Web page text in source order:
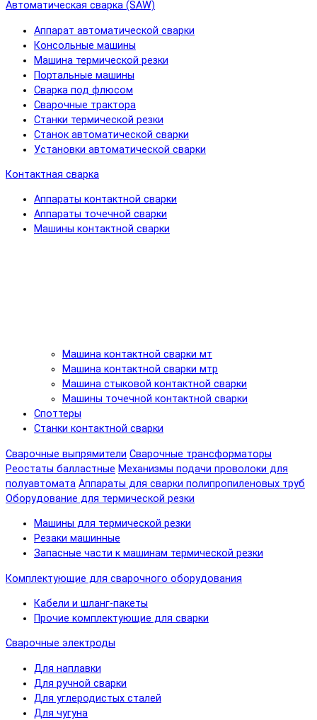
Автоматическая сварка (SAW)
Аппарат автоматической сварки
Консольные машины
Машина термической резки
Портальные машины
Сварка под флюсом
Сварочные трактора
Станки термической резки
Станок автоматической сварки
Установки автоматической сварки
Контактная сварка
Аппараты контактной сварки
Аппараты точечной сварки
Машины контактной сварки
Машина контактной сварки мт
Машина контактной сварки мтр
Машина стыковой контактной сварки
Машины точечной контактной сварки
Споттеры
Станки контактной сварки
Сварочные выпрямители Сварочные трансформаторы
Реостаты балластные Механизмы подачи проволоки для
полуавтомата Аппараты для сварки полипропиленовых труб
Оборудование для термической резки
Машины для термической резки
Резаки машинные
Запасные части к машинам термической резки
Комплектующие для сварочного оборудования
Кабели и шланг-пакеты
Прочие комплектующие для сварки
Сварочные электроды
Для наплавки
Для ручной сварки
Для углеродистых сталей
Для чугуна